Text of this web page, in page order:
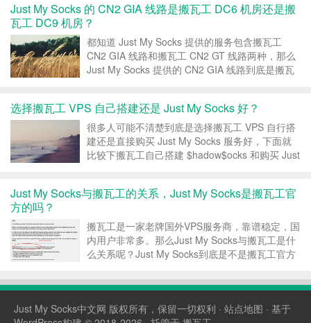
Just My Socks 的 CN2 GIA 线路是搬瓦工 DC6 机房还是搬
瓦工 DC9 机房？
都知道 Just My Socks 提供的服务包含搬瓦工
CN2 GIA 线路和搬瓦工 CN2 GT 线路两种，那么
Just My Socks 提供的 CN2 GIA 线路到底是搬瓦
选择搬瓦工 VPS 自己搭建还是 Just My Socks 好？
很多人可能不清楚到底是选择搬瓦工 VPS 自行搭
建还是直接购买 Just My Socks 服务好，下面就
比较下搬瓦工自己搭建 $hadow$ocks 和购买 Just
Just My Socks与搬瓦工的关系，Just My Socks是搬瓦工官
方的吗？
搬瓦工是一家老牌国外VPS服务商，靠谱稳定，国
内用户非常多。那么Just My Socks与搬瓦工是什
么关系呢？Just My Socks到底是不是搬瓦工官方
的是搬瓦工官方的，那么就非常靠谱了，下面就分
Just My Socks中文网 版权所有，保留一切权利 · 站点地图 · 基于